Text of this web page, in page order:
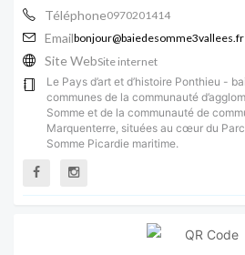
Téléphone0970201414
Emailbonjour@baiedesomme3vallees.fr
Site WebSite internet
Le Pays d’art et d’histoire Ponthieu -
communes de la communauté
Somme et de la communauté de
Marquenterre, situées au cœur du
Somme Picardie maritime.